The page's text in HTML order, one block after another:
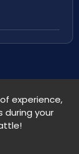
experience,
during your